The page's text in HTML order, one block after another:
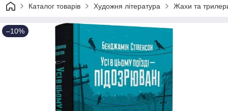
Каталог товарів Художня література Жахи та
–10%